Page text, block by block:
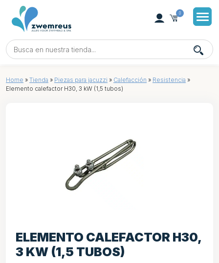
0
Home » Tienda » Piezas para jacuzzi » Calefacción » Resistencia »
Elemento calefactor H30, 3 kW (1,5 tubos)
ELEMENTO CALEFACTOR H30,
3 KW (1,5 TUBOS)